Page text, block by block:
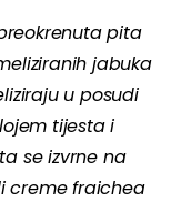
pita
jabuka
u posudi
tijesta i
se izvrne na
creme fraichea